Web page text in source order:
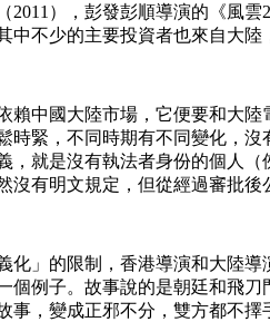
2011），彭發彭順導演的《風
中不少的主要投資者也來自大陸
賴中國大陸市場，它便要和大
時緊，不同時期有不同變化，
，就是沒有執法者身份的個人
沒有明文規定，但從經過審批
化」的限制，香港導演和大陸
個例子。故事說的是朝廷和飛
事，變成正邪不分，雙方都不